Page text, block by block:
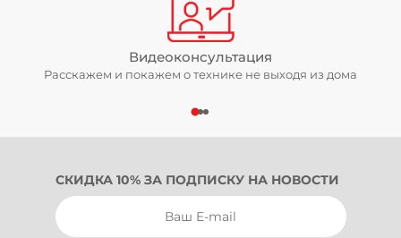
Видеоконсультация
Расскажем и покажем о технике не выходя из дома
СКИДКА 10% ЗА ПОДПИСКУ НА НОВОСТИ